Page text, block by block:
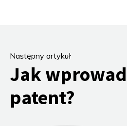
Następny artykuł
Jak
patent?